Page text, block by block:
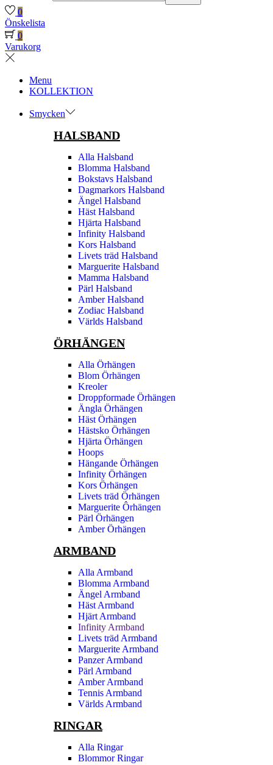
0
Önskelista
0
Varukorg
Menu
KOLLEKTION
Smycken
HALSBAND
Alla Halsband
Blomma Halsband
Bokstavs Halsband
Dagmarkors Halsband
Ängel Halsband
Häst Halsband
Hjärta Halsband
Infinity Halsband
Kors Halsband
Livets träd Halsband
Marguerite Halsband
Mamma Halsband
Pärl Halsband
Amber Halsband
Zodiac Halsband
Världs Halsband
ÖRHÄNGEN
Alla Örhängen
Blom Örhängen
Kreoler
Droppformade Örhängen
Ängla Örhängen
Häst Örhängen
Hästsko Örhängen
Hjärta Örhängen
Hoops
Hängande Örhängen
Infinity Örhängen
Kors Örhängen
Livets träd Örhängen
Marguerite Ôrhängen
Pärl Örhängen
Amber Örhängen
ARMBAND
Alla Armband
Blomma Armband
Ängel Armband
Häst Armband
Hjärt Armband
Infinity Armband
Livets träd Armband
Marguerite Armband
Panzer Armband
Pärl Armband
Amber Armband
Tennis Armband
Världs Armband
RINGAR
Alla Ringar
Blommor Ringar